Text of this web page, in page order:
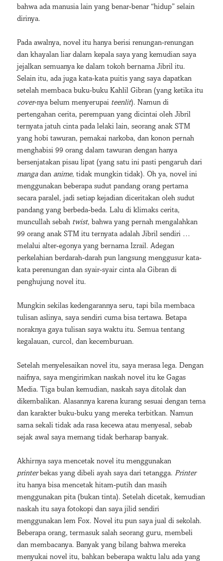
bahwa ada manusia lain yang benar-benar “hidup” selain
dirinya.
Pada awalnya, novel itu hanya berisi renungan-renungan
dan khayalan liar dalam kepala saya yang kemudian saya
jejalkan semuanya ke dalam tokoh bernama Jibril itu.
Selain itu, ada juga kata-kata puitis yang saya dapatkan
setelah membaca buku-buku Kahlil Gibran (yang ketika itu
cover-nya belum menyerupai teenlit). Namun di
pertengahan cerita, perempuan yang dicintai oleh Jibril
ternyata jatuh cinta pada lelaki lain, seorang anak STM
yang hobi tawuran, pemakai narkoba, dan konon pernah
menghabisi 99 orang dalam tawuran dengan hanya
bersenjatakan pisau lipat (yang satu ini pasti pengaruh dari
mangadan anime, tidak mungkin tidak). Oh ya, novel ini
menggunakan beberapa sudut pandang orang pertama
secara paralel, jadi setiap kejadian diceritakan oleh sudut
pandang yang berbeda-beda. Lalu di klimaks cerita,
muncullah sebah twist, bahwa yang pernah mengalahkan
99 orang anak STM itu ternyata adalah Jibril sendiri …
melalui alter-egonya yang bernama Izrail. Adegan
perkelahian berdarah-darah pun langsung menggusur kata-
kata perenungan dan syair-syair cinta ala Gibran di
penghujung novel itu.
Mungkin sekilas kedengarannya seru, tapi bila membaca
tulisan aslinya, saya sendiri cuma bisa tertawa. Betapa
noraknya gaya tulisan saya waktu itu. Semua tentang
kegalauan, curcol, dan kecemburuan.
Setelah menyelesaikan novel itu, saya merasa lega. Dengan
naifnya, saya mengirimkan naskah novel itu ke Gagas
Media. Tiga bulan kemudian, naskah saya ditolak dan
dikembalikan. Alasannya karena kurang sesuai dengan tema
dan karakter buku-buku yang mereka terbitkan. Namun
sama sekali tidak ada rasa kecewa atau menyesal, sebab
sejak awal saya memang tidak berharap banyak.
Akhirnya saya mencetak novel itu menggunakan
printerbekas yang dibeli ayah saya dari tetangga.Printer
itu hanya bisa mencetak hitam-putih dan masih
menggunakan pita (bukan tinta). Setelah dicetak, kemudian
naskah itu saya fotokopi dan saya jilid sendiri
menggunakan lem Fox. Novel itu pun saya jual di sekolah.
Beberapa orang, termasuk salah seorang guru, membeli
dan membacanya. Banyak yang bilang bahwa mereka
menyukai novel itu, bahkan beberapa waktu lalu ada yang